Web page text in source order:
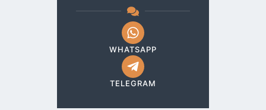
WHATSAPP
TELEGRAM